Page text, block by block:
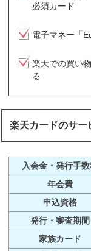
必須カード
電子マネー「
楽天での買い
る
楽天カードのサー
入会金・発行手
年会費
申込資格
発行・審査期間
家族カード